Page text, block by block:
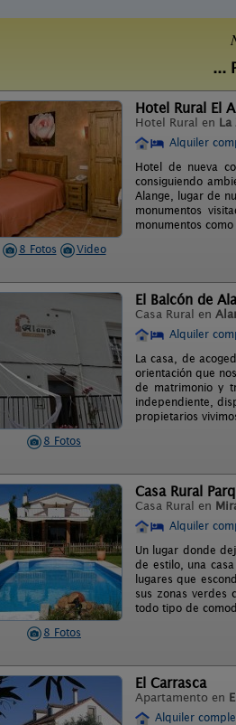
...
8 Fotos Video
Hotel Rural El
Hotel Rural en La
Alquiler
Hotel de nueva
consiguiendo
Alange, lugar de
monumentos
monumentos
8 Fotos
El Balcón de
Casa Rural en
Alquiler
La casa, de
orientación que
de matrimonio y
independiente,
propietarios
8 Fotos
Casa Rural
Casa Rural en
Alquiler
Un lugar donde
de estilo, una
lugares que
sus zonas verdes
todo tipo de
El Carrasca
Apartamento en
Alquiler